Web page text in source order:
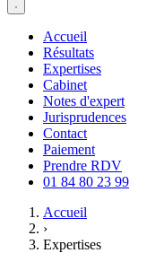
Accueil
Résultats
Expertises
Cabinet
Notes d'expert
Jurisprudences
Contact
Paiement
Prendre RDV
01 84 80 23 99
Accueil
›
Expertises